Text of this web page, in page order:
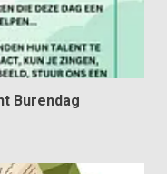
Burendag